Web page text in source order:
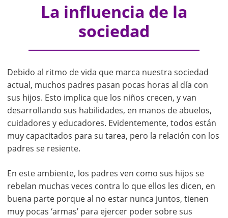
La influencia de la
sociedad
Debido al ritmo de vida que marca nuestra sociedad
actual, muchos padres pasan pocas horas al día con
sus hijos. Esto implica que los niños crecen, y van
desarrollando sus habilidades, en manos de abuelos,
cuidadores y educadores. Evidentemente, todos están
muy capacitados para su tarea, pero la relación con los
padres se resiente.
En este ambiente, los padres ven como sus hijos se
rebelan muchas veces contra lo que ellos les dicen, en
buena parte porque al no estar nunca juntos, tienen
muy pocas ‘armas’ para ejercer poder sobre sus